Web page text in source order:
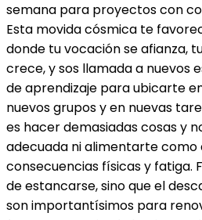
semana para proyectos con
Esta movida cósmica te
donde tu vocación se afianza,
crece, y sos llamada a nuevos
de aprendizaje para ubicarte
nuevos grupos y en nuevas
es hacer demasiadas cosas y
adecuada ni alimentarte
consecuencias físicas y fatiga.
de estancarse, sino que el
son importantísimos para